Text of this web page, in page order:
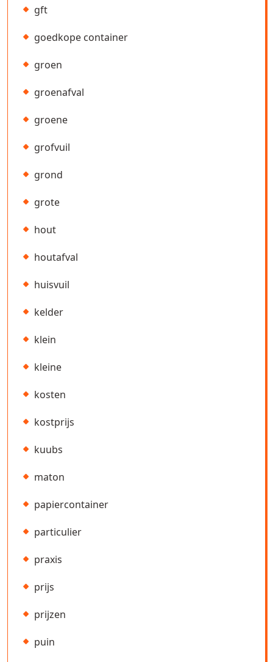
gft
goedkope container
groen
groenafval
groene
grofvuil
grond
grote
hout
houtafval
huisvuil
kelder
klein
kleine
kosten
kostprijs
kuubs
maton
papiercontainer
particulier
praxis
prijs
prijzen
puin